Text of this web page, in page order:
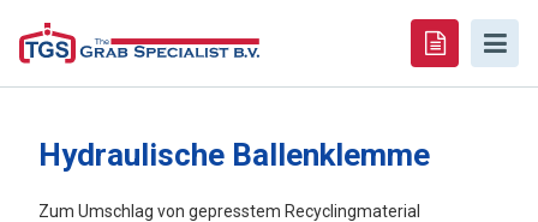
Hydraulische Ballenklemme
Zum Umschlag von gepresstem Recyclingmaterial